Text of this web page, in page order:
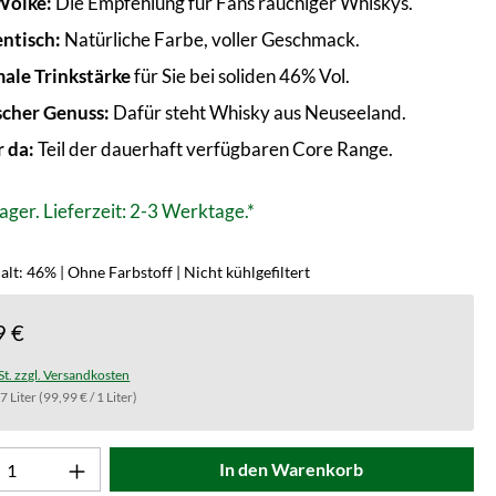
Natürliche Farbe, voller Geschmack.
Trinkstärkefür Sie bei soliden 46% Vol.
Genuss: Dafür steht Whisky aus Neuseeland.
da:Teil der dauerhaft verfügbaren Core Range.
Lieferzeit: 2-3 Werktage.*
46% | Ohne Farbstoff | Nicht kühlgefiltert
€
zzgl. Versandkosten
Liter(99,99 € / 1 Liter)
Anzahl: Gib den gewünschten Wert ein
In den Warenkorb